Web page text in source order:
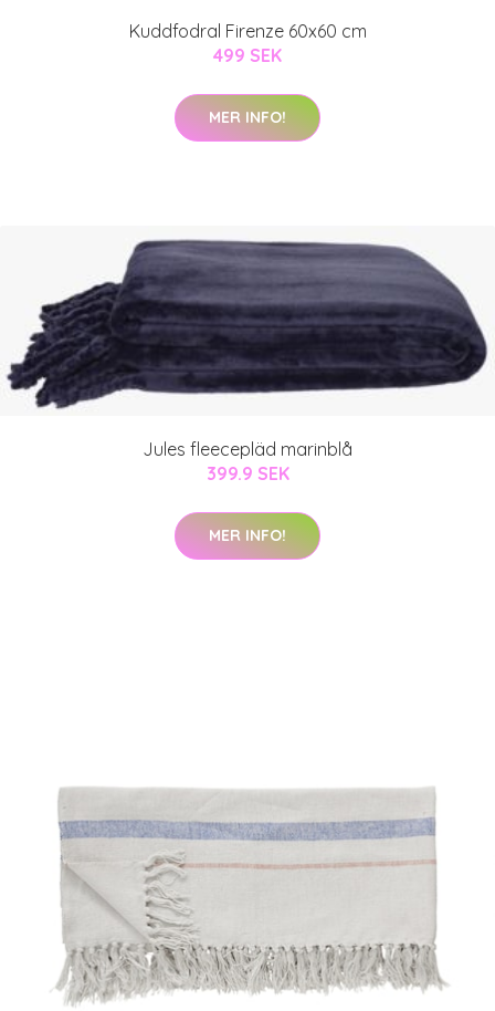
Kuddfodral Firenze 60x60 cm
499 SEK
MER INFO!
Jules fleecepläd marinblå
399.9 SEK
MER INFO!